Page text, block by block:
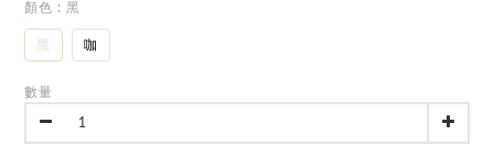
顏色 : 黑
黑 咖
數量